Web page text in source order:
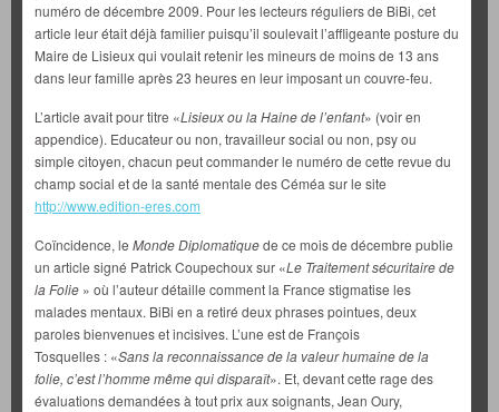
numéro de décembre 2009. Pour les lecteurs réguliers de BiBi, cet
article leur était déjà familier puisqu’il soulevait l’affligeante posture du
Maire de Lisieux qui voulait retenir les mineurs de moins de 13 ans
dans leur famille après 23 heures en leur imposant un couvre-feu.
L’article avait pour titre «Lisieux ou la Haine de l’enfant» (voir en
appendice). Educateur ou non, travailleur social ou non, psy ou
simple citoyen, chacun peut commander le numéro de cette revue du
champ social et de la santé mentale des Céméa sur le site
http://www.edition-eres.com
Coïncidence, le Monde Diplomatiquede ce mois de décembre publie
un article signé Patrick Coupechoux sur «Le Traitement sécuritaire de
la Folie » où l’auteur détaille comment la France stigmatise les
malades mentaux. BiBi en a retiré deux phrases pointues, deux
paroles bienvenues et incisives. L’une est de François
Tosquelles : «Sans la reconnaissance de la valeur humaine de la
folie, c’estl’homme même qui disparaît». Et, devant cette rage des
évaluations demandées à tout prix aux soignants, Jean Oury,